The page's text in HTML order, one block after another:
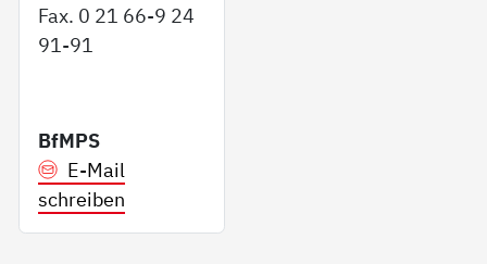
Fax. 0 21 66-9 24
91-91
BfMPS
E-Mail
schreiben